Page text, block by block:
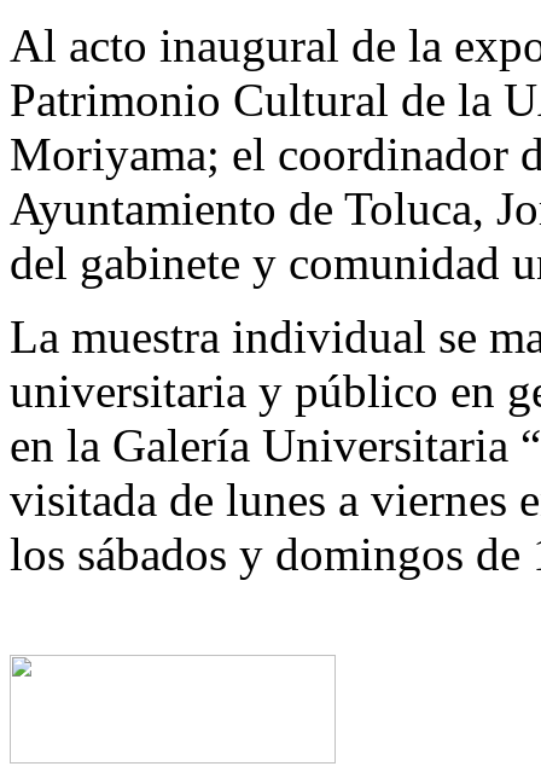
Al acto inaugural de la
Patrimonio Cultural de la
Moriyama; el coordinador
Ayuntamiento de Toluca,
del gabinete y comunidad
La muestra individual se
universitaria y público en
en la Galería Universitaria
visitada de lunes a viernes
los sábados y domingos de